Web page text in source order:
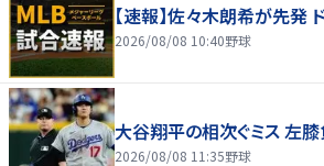
【速報】佐々木朗希が先発
2026/08/08 10:40野球
大谷翔平の相次ぐミス 左
2026/08/08 11:35野球